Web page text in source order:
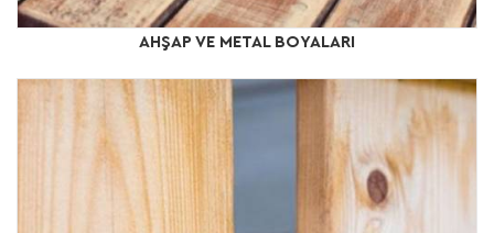
AHŞAP VE METAL BOYALARI